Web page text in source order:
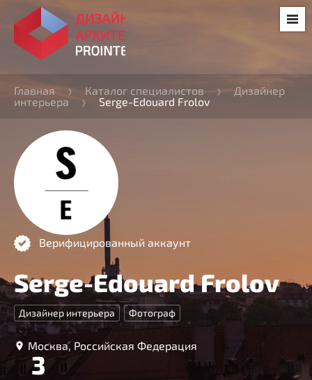
Главная Каталог специалистов
Дизайнер
интерьера
Serge-Edouard Frolov
Верифицированный аккаунт
Serge-Edouard Frolov
Дизайнер интерьера Фотограф
Москва, Российская Федерация
3